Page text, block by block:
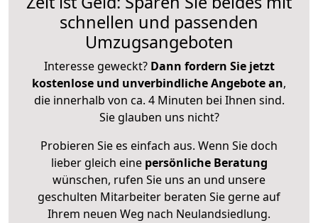
schnellen und passenden
Umzugsangeboten
Interesse geweckt? Dann fordern Sie jetzt
kostenlose und unverbindliche Angebote an,
die innerhalb von ca. 4 Minuten bei Ihnen sind.
Sie glauben uns nicht?
Probieren Sie es einfach aus. Wenn Sie doch
lieber gleich eine persönliche Beratung
wünschen, rufen Sie uns an und unsere
geschulten Mitarbeiter beraten Sie gerne auf
Ihrem neuen Weg nach Neulandsiedlung.